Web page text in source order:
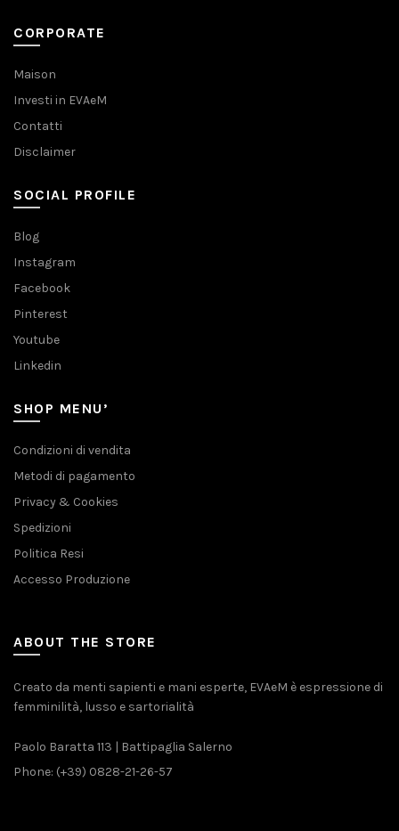
CORPORATE
Maison
Investi in EVAeM
Contatti
Disclaimer
SOCIAL PROFILE
Blog
Instagram
Facebook
Pinterest
Youtube
Linkedin
SHOP MENU’
Condizioni di vendita
Metodi di pagamento
Privacy & Cookies
Spedizioni
Politica Resi
Accesso Produzione
ABOUT THE STORE
Creato da menti sapienti e mani esperte, EVAeM è espressione di
femminilità, lusso e sartorialità
Paolo Baratta 113 | Battipaglia Salerno
Phone: (+39) 0828-21-26-57